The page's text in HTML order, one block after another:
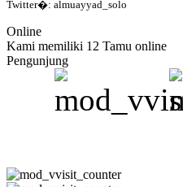
Twitter�: almuayyad_solo
Online
Kami memiliki 12 Tamu online
Pengunjung